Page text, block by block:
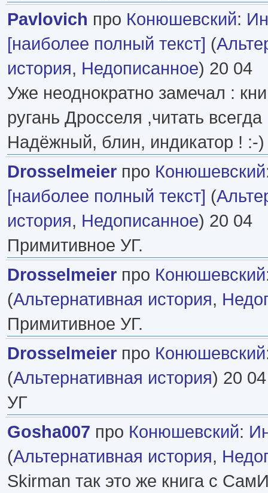
Pavlovich про Конюшевский:
[наиболее полный текст] (
история, Недописанное) 20 04
Уже неоднократно замечал :
ругань Дросселя ,читать
Надёжный, блин, индикатор ! :-)
Drosselmeier про Конюшевский
[наиболее полный текст] (
история, Недописанное) 20 04
Примитивное УГ.
Drosselmeier про Конюшевский
(Альтернативная история,
Примитивное УГ.
Drosselmeier про Конюшевский
(Альтернативная история) 20 04
УГ
Gosha007 про Конюшевский:
(Альтернативная история,
Skirman так это же книга с